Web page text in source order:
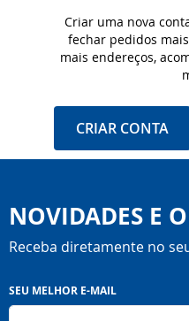
Criar uma nova
fechar pedidos
mais endereços,
CRIAR CONTA
NOVIDADES E
Receba diretamente no
Inscreva-
se
SEU MELHOR E-MAIL